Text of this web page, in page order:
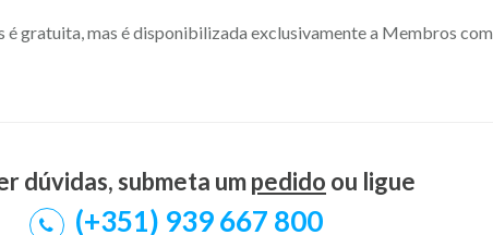
é gratuita, mas é disponibilizada exclusivamente a Membros com
dúvidas, submeta umpedido ou ligue
(+351) 939 667 800